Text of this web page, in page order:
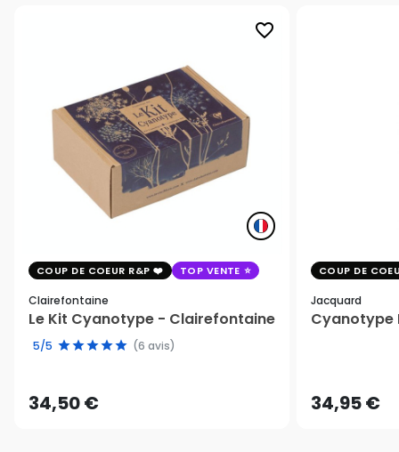
favorite_border
COUP DE COEUR R&P TOP VENTE
Clairefontaine
Le Kit Cyanotype - Clairefontaine
5/5 (6 avis)
34,50 €
COUP DE
Jacquard
Cyanotype
34,95 €